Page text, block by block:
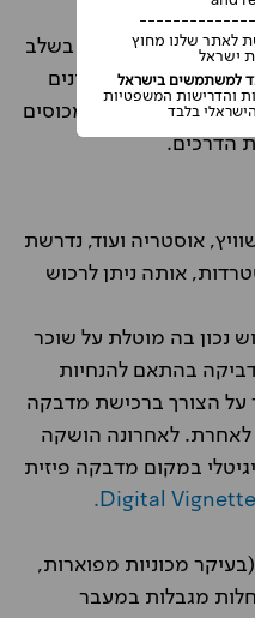
הרכב.
ברצונכם לעבור כבר בשלב
שלנו אם אתם מזמינים
מהספק ותהיו מכוסים
הדרכים.
אוסטריה ועוד, נדרשת
אותה ניתן לרכוש
נכון בה מוטלת על שוכר
בהתאם להנחיות
על הצורך ברכישת מדבקה
לאחרת. לאחרונה הושקה
במקום מדבקה פיזית
מכוניות מפוארות,
חלות מגבלות במעבר
לאתר שלנו מחוץ
ישראל
למשתמשים בישראל
והדרישות המשפטיות
בלבד